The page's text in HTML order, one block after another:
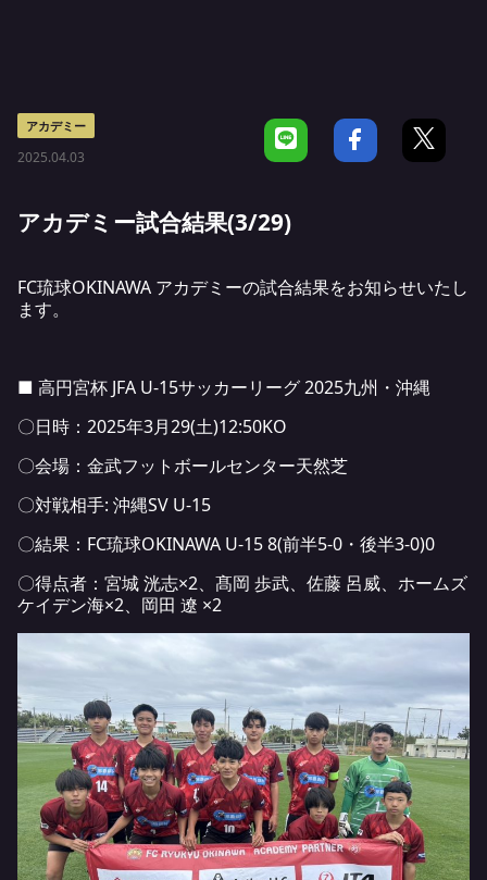
アカデミー
2025.04.03
アカデミー試合結果(3/29)
FC琉球OKINAWA アカデミーの試合結果をお知らせいたし
ます。
■ 高円宮杯 JFA U-15サッカーリーグ 2025九州・沖縄
〇日時：2025年3月29(土)12:50KO
〇会場：金武フットボールセンター天然芝
〇対戦相手: 沖縄SV U-15
〇結果：FC琉球OKINAWA U-15 8(前半5-0・後半3-0)0
〇得点者：宮城 洸志×2、髙岡 歩武、佐藤 呂威、ホームズ
ケイデン海×2、岡田 遼 ×2